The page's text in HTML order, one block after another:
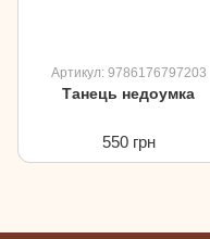
Артикул: 9786176797203
Танець недоумка
550 грн